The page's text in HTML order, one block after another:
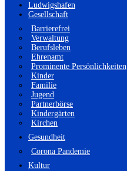
Ludwigshafen
Gesellschaft
Barrierefrei
Verwaltung
Berufsleben
Ehrenamt
Prominente Persönlichkeiten
Kinder
Familie
Jugend
Partnerbörse
Kindergärten
Kirchen
Gesundheit
Corona Pandemie
Kultur